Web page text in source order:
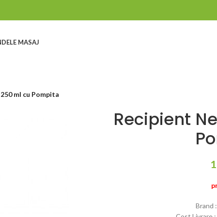
MASAJ
ml cu Pompita
Recipient
Brand :